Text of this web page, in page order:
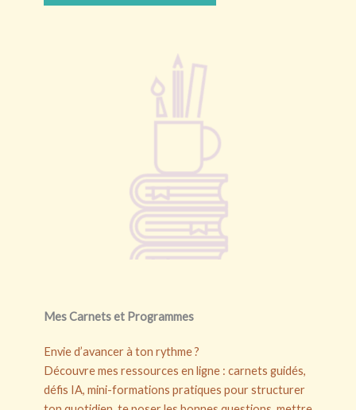
Mes Carnets et Programmes
Envie d’avancer à ton rythme ?
Découvre mes ressources en ligne : carnets guidés,
défis IA, mini-formations pratiques pour structurer